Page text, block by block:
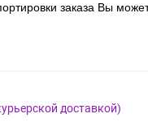
заказа Вы
доставкой)